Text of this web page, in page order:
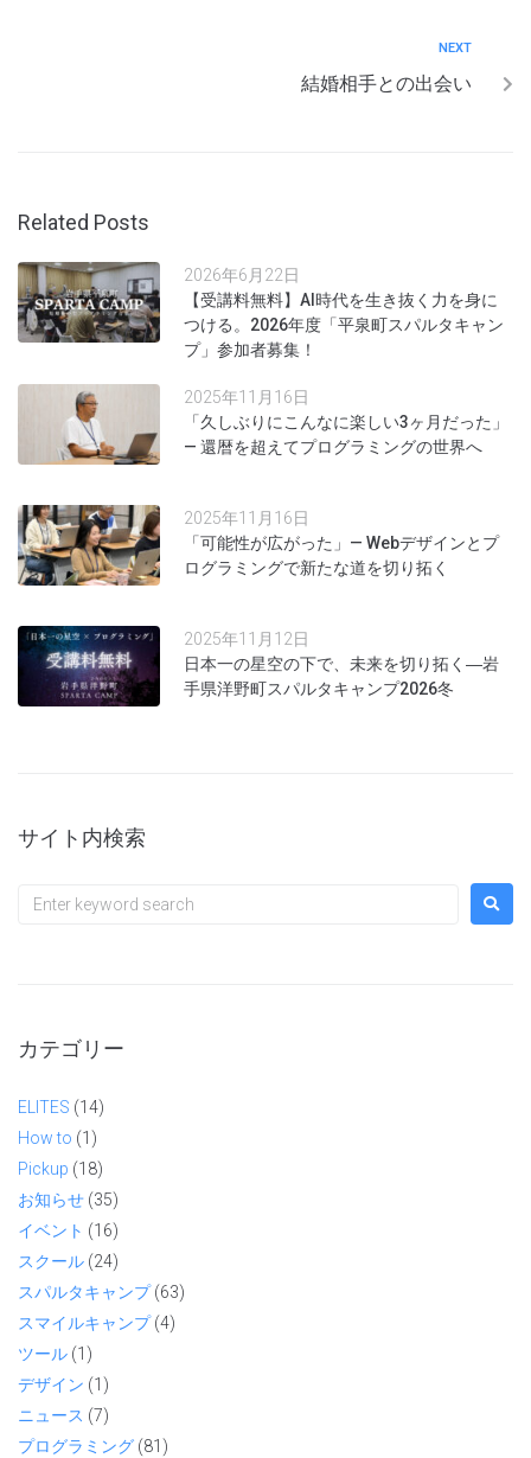
NEXT
結婚相手との出会い
Related Posts
2026年6月22日
【受講料無料】AI時代を生き抜く力を身に
つける。2026年度「平泉町スパルタキャン
プ」参加者募集！
2025年11月16日
「久しぶりにこんなに楽しい3ヶ月だった」
— 還暦を超えてプログラミングの世界へ
2025年11月16日
「可能性が広がった」— Webデザインとプ
ログラミングで新たな道を切り拓く
2025年11月12日
日本一の星空の下で、未来を切り拓く―岩
手県洋野町スパルタキャンプ2026冬
サイト内検索
カテゴリー
ELITES (14)
How to (1)
Pickup (18)
お知らせ (35)
イベント (16)
スクール (24)
スパルタキャンプ(63)
スマイルキャンプ(4)
ツール (1)
デザイン (1)
ニュース (7)
プログラミング (81)